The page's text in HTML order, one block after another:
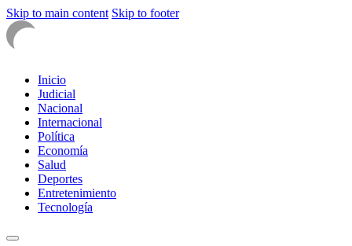
Skip to main content Skip to footer
Inicio
Judicial
Nacional
Internacional
Política
Economía
Salud
Deportes
Entretenimiento
Tecnología